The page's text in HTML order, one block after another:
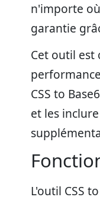
n'importe
garantie
Cet outil est
CSS to
et les
L'outil CSS